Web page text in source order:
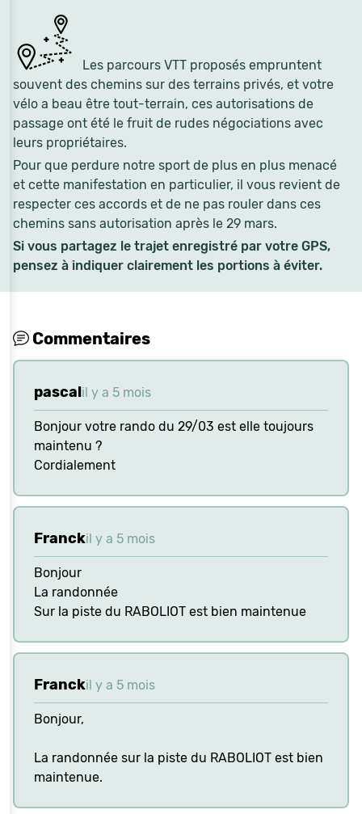
Les parcours VTT proposés empruntent
souvent des chemins sur des terrains privés, et votre
vélo a beau être tout-terrain, ces autorisations de
passage ont été le fruit de rudes négociations avec
leurs propriétaires.
Pour que perdure notre sport de plus en plus menacé
et cette manifestation en particulier, il vous revient de
respecter ces accords et de ne pas rouler dans ces
chemins sans autorisation après le 29 mars.
Si vous partagez le trajet enregistré par votre GPS,
pensez à indiquer clairement les portions à éviter.
Commentaires
pascalil y a 5 mois
Bonjour votre rando du 29/03 est elle toujours
maintenu ?
Cordialement
Franckil y a 5 mois
Bonjour
La randonnée
Sur la piste du RABOLIOT est bien maintenue
Franckil y a 5 mois
Bonjour,
La randonnée sur la piste du RABOLIOT est bien
maintenue.